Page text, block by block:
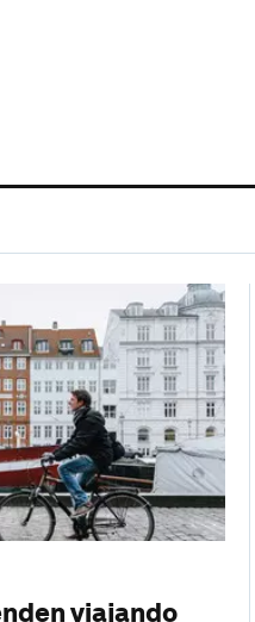
viajando